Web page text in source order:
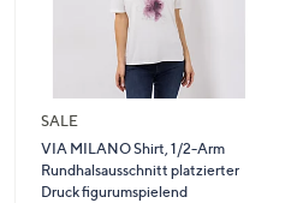
SALE
VIA MILANO Shirt, 1/2-Arm
Rundhalsausschnitt platzierter
Druck figurumspielend